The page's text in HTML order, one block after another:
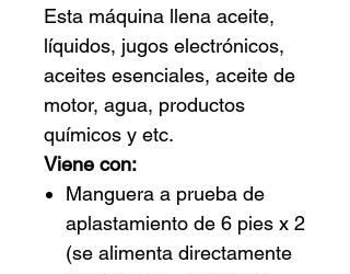
Esta máquina llena aceite,
líquidos, jugos electrónicos,
aceites esenciales, aceite de
motor, agua, productos
químicos y etc.
Viene con:
Manguera a prueba de
aplastamiento de 6 pies x 2
(se alimenta directamente